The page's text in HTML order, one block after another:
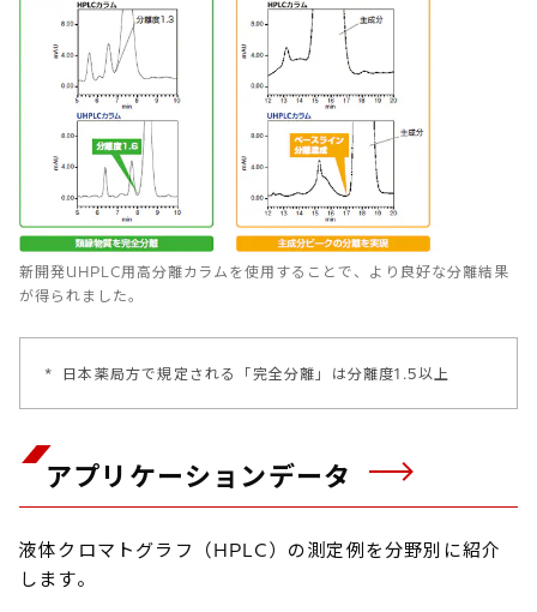
新開発UHPLC用高分離カラムを使用することで、より良好な分離結果
が得られました。
* 日本薬局方で規定される「完全分離」は分離度1.5以上
アプリケーションデータ
液体クロマトグラフ（HPLC）の測定例を分野別に紹介
します。